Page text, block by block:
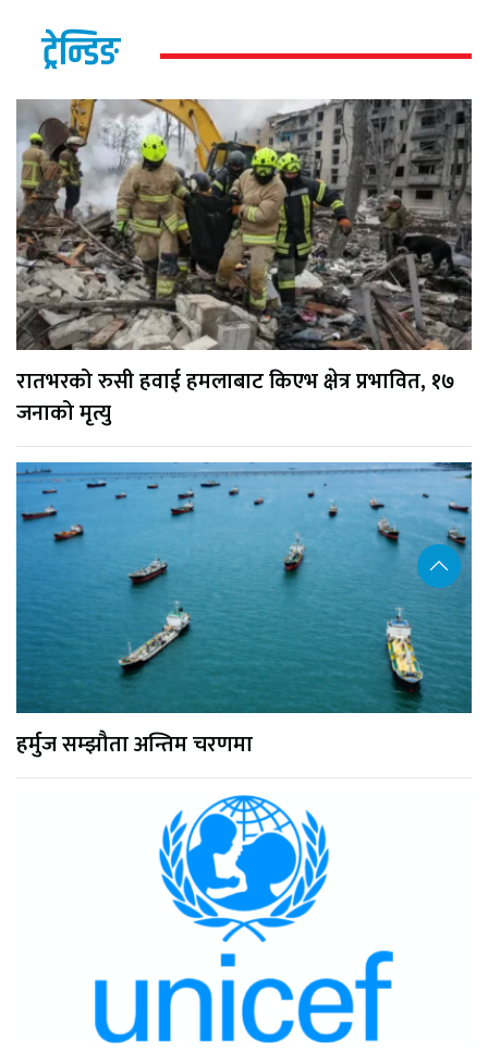
ट्रेन्डिङ
रातभरको रुसी हवाई हमलाबाट किएभ क्षेत्र प्रभावित, १७
जनाको मृत्यु
हर्मुज सम्झौता अन्तिम चरणमा